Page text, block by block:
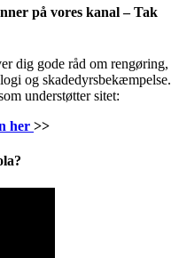
på vores kanal – Tak
dig gode råd om rengøring,
og skadedyrsbekæmpelse.
understøtter sitet:
her >>